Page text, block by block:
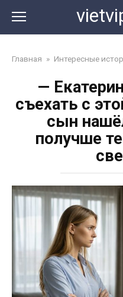
контенту
Главная » Интересные
—
съехать с
сын
получше